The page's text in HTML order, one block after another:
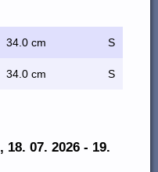
34.0 cm S
34.0 cm S
, 18. 07. 2026 - 19.